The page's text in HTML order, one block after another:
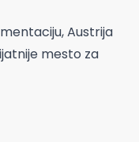
Austrija
mesto za